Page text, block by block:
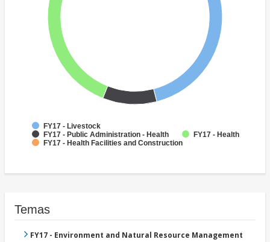
FY17 - Livestock
FY17 - Public Administration - Health
FY17 - Health
FY17 - Health Facilities and Construction
Temas
FY17 - Environment and Natural Resource Management